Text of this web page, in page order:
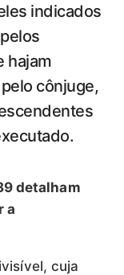
indicados
hajam
cônjuge,
detalham
a
cuja